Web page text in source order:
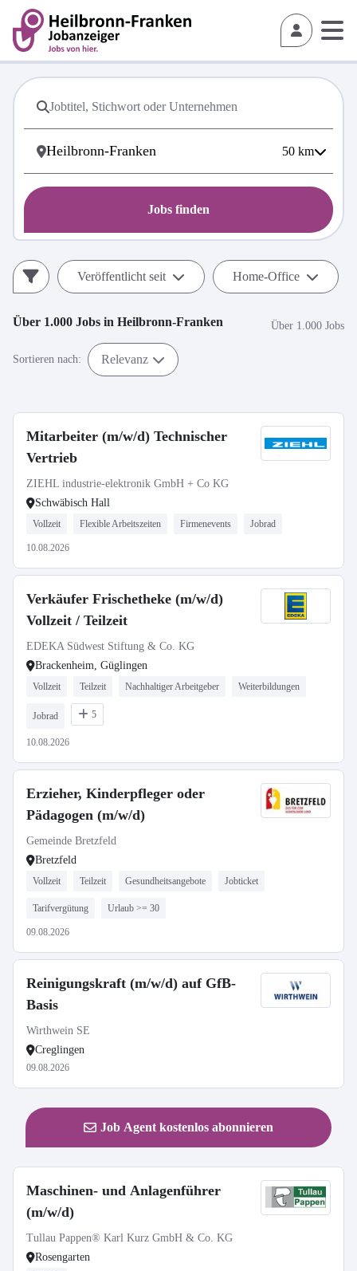
50 km
Jobs finden
Veröffentlicht seit Home-Office
Über 1.000 Jobs in Heilbronn-Franken Über 1.000 Jobs
Sortieren nach: Relevanz
Mitarbeiter (m/w/d) Technischer
Vertrieb
ZIEHL industrie-elektronik GmbH + Co KG
Schwäbisch Hall
Vollzeit Flexible Arbeitszeiten Firmenevents Jobrad
10.08.2026
Verkäufer Frischetheke (m/w/d)
Vollzeit / Teilzeit
EDEKA Südwest Stiftung & Co. KG
Brackenheim, Güglingen
Vollzeit Teilzeit Nachhaltiger Arbeitgeber Weiterbildungen
Jobrad 5
10.08.2026
Erzieher, Kinderpfleger oder
Pädagogen (m/w/d)
Gemeinde Bretzfeld
Bretzfeld
Vollzeit Teilzeit Gesundheitsangebote Jobticket
Tarifvergütung Urlaub >= 30
09.08.2026
Reinigungskraft (m/w/d) auf GfB-
Basis
Wirthwein SE
Creglingen
09.08.2026
Job Agent kostenlos abonnieren
Maschinen- und Anlagenführer
(m/w/d)
Tullau Pappen® Karl Kurz GmbH & Co. KG
Rosengarten